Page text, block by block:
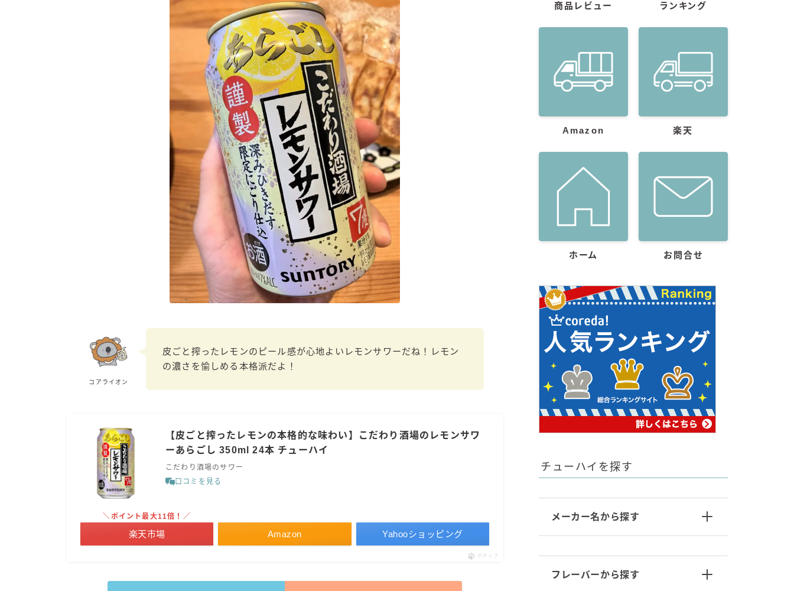
ザ・レモンクラフト
ザ・カクテルクラフト
Slat(すらっと）
月庵
クリアクーラー
FRUITZER (フルーツァー）
サッポロ
濃いめのレモンサワー
三ツ星グレフルサワー
99.99（フォーナイン）
レモン・ザ・リッチ
男梅サワー
キレートレモンサワー
愛のスコールホワイトサワー
WATER SOUR(ウォーターサワ)
宝酒造
焼酎ハイボール
寶「丸おろし」
極上フルーツサワー
コカ・コーラ
ちゅらWATTA
コアライオン
皮ごと搾ったレモンのピール感が心地よいレモンサワーだね！レモン
の濃さを愉しめる本格派だよ！
【皮ごと搾ったレモンの本格的な味わい】こだわり酒場のレモンサワ
ーあらごし 350ml 24本 チューハイ
こだわり酒場のサワー
口コミを見る
Amazon
＼ポイント最大11倍！／
楽天市場 Yahooショッピング
ポチップ
商品レビュー ランキング
Amazon 楽天
ホーム お問合せ
チューハイを探す
メーカー名から探す
フレーバーから探す